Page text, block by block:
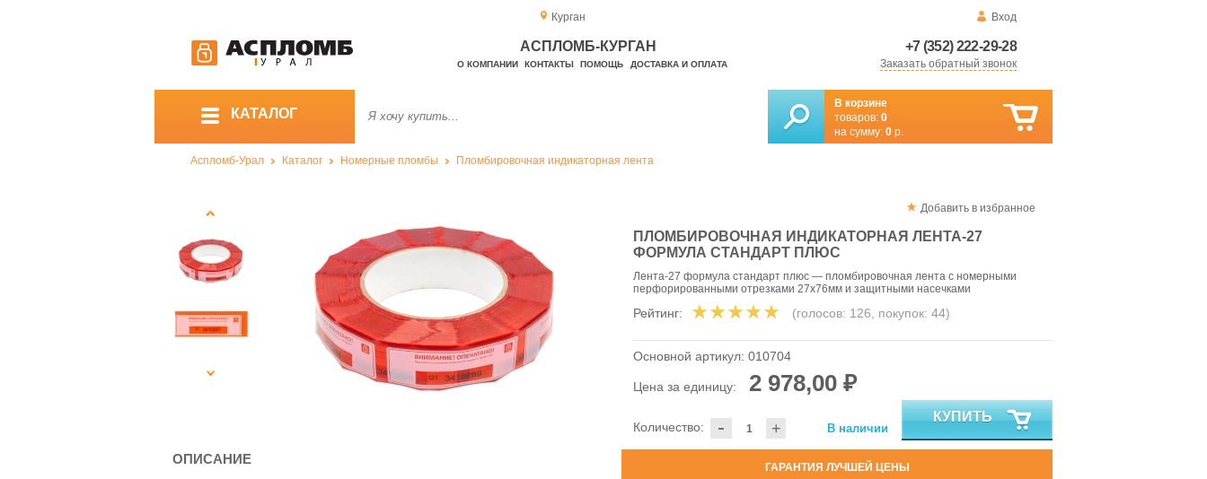
Курган Вход
+7 (352) 222-29-28
Заказать обратный звонок
АСПЛОМБ-КУРГАН
О КОМПАНИИ КОНТАКТЫ ПОМОЩЬ ДОСТАВКА И ОПЛАТА
КАТАЛОГ
В корзине
товаров: 0
на сумму: 0 р.
Аспломб-Урал Каталог Номерные пломбы Пломбировочная индикаторная лента
Добавить в избранное
ПЛОМБИРОВОЧНАЯ ИНДИКАТОРНАЯ ЛЕНТА-27
ФОРМУЛА СТАНДАРТ ПЛЮС
Лента-27 формула стандарт плюс — пломбировочная лента с номерными
перфорированными отрезками 27х76мм и защитными насечками
Рейтинг: (голосов: 126, покупок: 44)
Основной артикул: 010704
Цена за единицу: 2 978,00 ₽
- +
Количество: В наличии
КУПИТЬ
ГАРАНТИЯ ЛУЧШЕЙ ЦЕНЫ
ОПИСАНИЕ